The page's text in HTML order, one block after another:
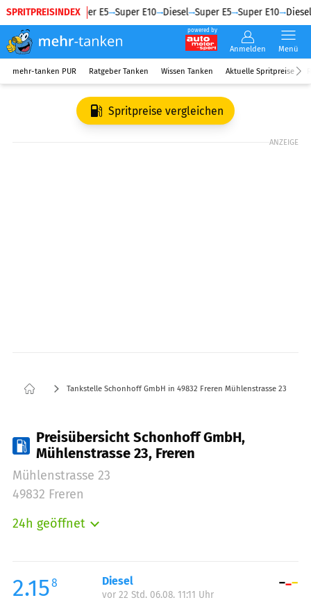
SPRITPREISINDEX
Diesel Super E5 Super E10 Diesel Super E5 Super E10 Diesel
powered by
Anmelden Menü
mehr-tanken PUR Ratgeber Tanken Wissen Tanken Aktuelle Spritpreise
Spritpreise vergleichen
ANZEIGE
Tankstelle Schonhoff GmbH in 49832 Freren Mühlenstrasse 23
Preisübersicht Schonhoff GmbH,
Mühlenstrasse 23, Freren
Mühlenstrasse 23
49832 Freren
24h geöffnet
Mittwoch:
00:00-23:59
Donnerstag:
2.158 Diesel
vor 22 Std. 06.08. 11:11 Uhr